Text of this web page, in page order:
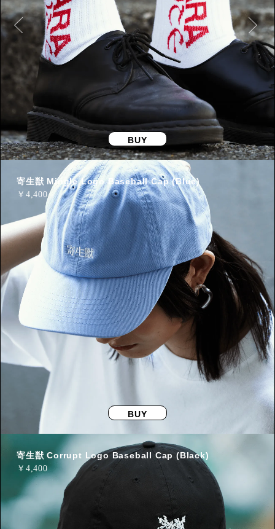
BUY
寄生獣 Mingle Logo Baseball Cap (Blue)
￥ 4,400
BUY
寄生獣 Corrupt Logo Baseball Cap (Black)
￥ 4,400